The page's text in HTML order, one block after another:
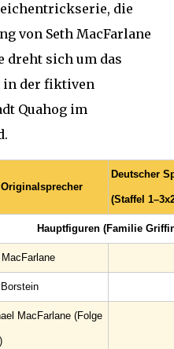
die
von Seth MacFarlane
dreht sich um das
in der fiktiven
Quahog im
Originalsprecher
Deutscher
(Staffel
Hauptfiguren (Familie
MacFarlane (Folge